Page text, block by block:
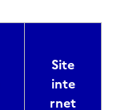
Site
inte
rnet